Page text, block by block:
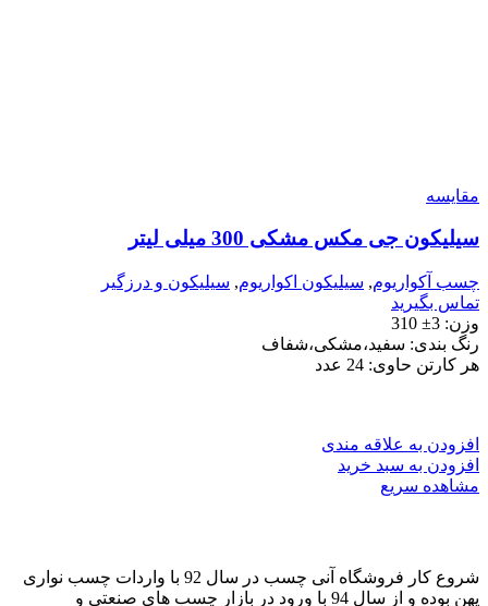
مقایسه
سیلیکون جی مکس مشکی 300 میلی لیتر
چسب آکواریوم, سیلیکون اکواریوم, سیلیکون و درزگیر
تماس بگیرید
وزن: 3± 310
رنگ بندی: سفید،مشکی،شفاف
هر کارتن حاوی: 24 عدد
افزودن به علاقه مندی
افزودن به سبد خرید
مشاهده سریع
شروع کار فروشگاه آنی چسب در سال 92 با واردات چسب نواری
پهن بوده و از سال 94 با ورود در بازار چسب های صنعتی و